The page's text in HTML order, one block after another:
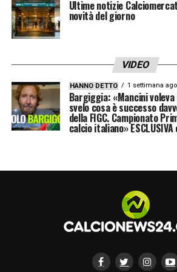
Ultime notizie
novità del giorno
VIDEO
HANNO DETTO 1 settimana ago
Bargiggia: «Mancini voleva
svelo cosa è successo
della FIGC. Campionato
calcio italiano» ESCLUSIVA